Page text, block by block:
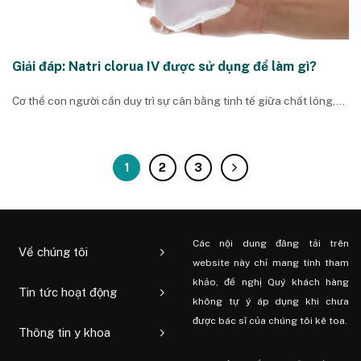
Giải đáp: Natri clorua IV được sử dụng để làm gì?
Cơ thể con người cần duy trì sự cân bằng tinh tế giữa chất lỏng,...
1 2 3
Về chúng tôi
Tin tức hoạt động
Thông tin y khoa
Các nội dung đăng tải trên
website này chỉ mang tính tham
khảo, đề nghị Quý khách hàng
không tự ý áp dụng khi chưa
được bác sĩ của chúng tôi kê toa.